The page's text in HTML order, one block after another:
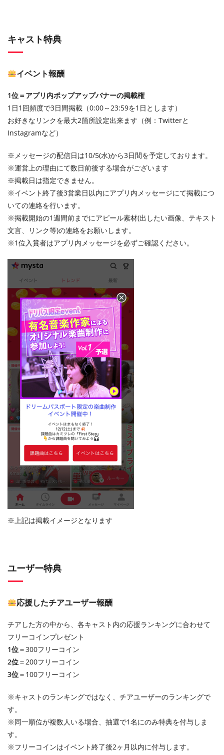
キャスト特典
イベント報酬
1位＝アプリ内ポップアップバナーの掲載権
1日1回頻度で3日間掲載（0:00～23:59を1日とします）
お好きなリンクを最大2箇所設定出来ます（例：Twitterと
Instagramなど）
※メッセージの配信日は10/5(水)から3日間を予定しております。
※運営上の理由にて数日前後する場合がございます
※掲載日は指定できません。
※イベント終了後3営業日以内にアプリ内メッセージにて掲載につ
いての連絡を行います。
※掲載開始の1週間前までにアピール素材(出したい画像、テキスト
文言、リンク等)の連絡をお願いします。
※1位入賞者はアプリ内メッセージを必ずご確認ください。
※上記は掲載イメージとなります
ユーザー特典
応援したチアユーザー報酬
チアした方の中から、各キャスト内の応援ランキングに合わせて
フリーコインプレゼント
1位＝300フリーコイン
2位＝200フリーコイン
3位＝100フリーコイン
※キャストのランキングではなく、チアユーザーのランキングで
す。
※同一順位が複数人いる場合、抽選で1名にのみ特典を付与しま
す。
※フリーコインはイベント終了後2ヶ月以内に付与します。